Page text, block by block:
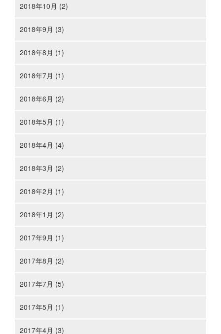
2018年10月 (2)
2018年9月 (3)
2018年8月 (1)
2018年7月 (1)
2018年6月 (2)
2018年5月 (1)
2018年4月 (4)
2018年3月 (2)
2018年2月 (1)
2018年1月 (2)
2017年9月 (1)
2017年8月 (2)
2017年7月 (5)
2017年5月 (1)
2017年4月 (3)